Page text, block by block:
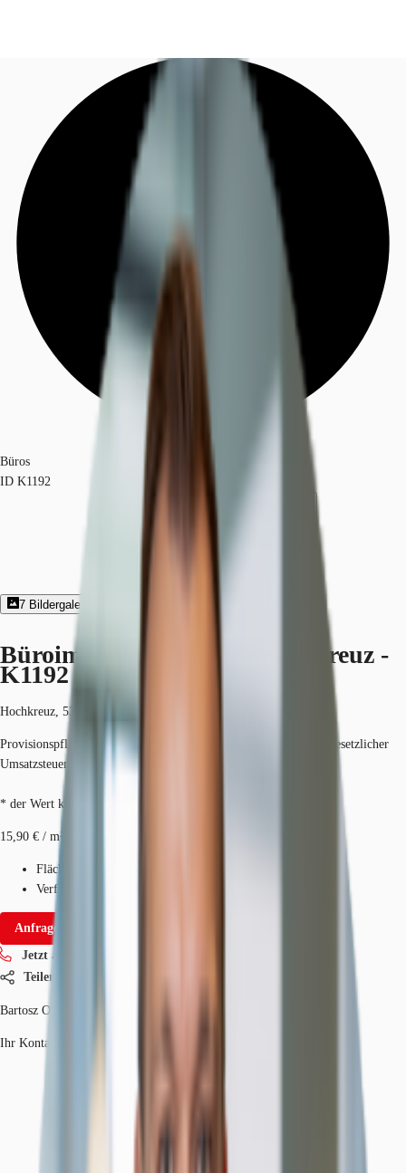
Investieren
Marktinformationen
Ihre Ansprechpartner
Favoriten
Jetzt anrufen Kontaktieren Sie uns
Büros
ID K1192
7 Bildergalerie
Büroimmobilie - Bonn, Hochkreuz -
K1192
Hochkreuz, 53175, Bonn, Nordrhein-Westfalen
Provisionspflichtig: bei Anmietung 3 Netto-Monatsmieten zzgl. gesetzlicher
Umsatzsteuer.*
* der Wert kann je nach Vertragslaufzeit variieren.
15,90 € / m²
Fläche
Verfügbarkeit
Anfrage senden
Jetzt anrufen
Teilen
Bartosz Olszewski
Ihr Kontakt